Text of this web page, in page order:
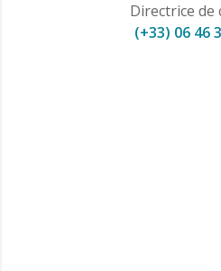
Directrice de
(+33) 06 46